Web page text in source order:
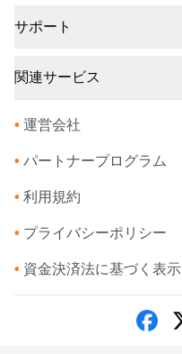
サポート
関連サービス
• 運営会社
• パートナープログラム
• 利用規約
• プライバシーポリシー
• 資金決済法に基づく表示